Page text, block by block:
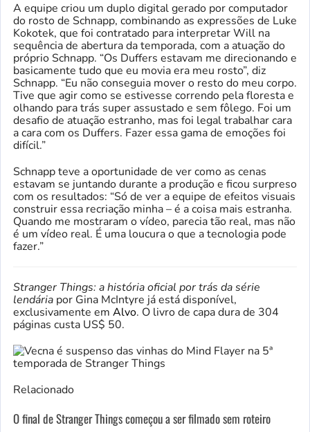
A equipe criou um duplo digital gerado por computador
do rosto de Schnapp, combinando as expressões de Luke
Kokotek, que foi contratado para interpretar Will na
sequência de abertura da temporada, com a atuação do
próprio Schnapp. “Os Duffers estavam me direcionando e
basicamente tudo que eu movia era meu rosto”, diz
Schnapp. “Eu não conseguia mover o resto do meu corpo.
Tive que agir como se estivesse correndo pela floresta e
olhando para trás super assustado e sem fôlego. Foi um
desafio de atuação estranho, mas foi legal trabalhar cara
a cara com os Duffers. Fazer essa gama de emoções foi
difícil.”
Schnapp teve a oportunidade de ver como as cenas
estavam se juntando durante a produção e ficou surpreso
com os resultados: “Só de ver a equipe de efeitos visuais
construir essa recriação minha – é a coisa mais estranha.
Quando me mostraram o vídeo, parecia tão real, mas não
é um vídeo real. É uma loucura o que a tecnologia pode
fazer.”
Stranger Things: a história oficial por trás da série
lendária por Gina McIntyre já está disponível,
exclusivamente em Alvo. O livro de capa dura de 304
páginas custa US$ 50.
Relacionado
O final de Stranger Things começou a ser filmado sem roteiro